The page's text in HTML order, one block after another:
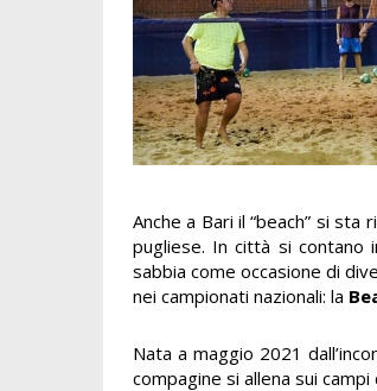
Anche a Bari il “beach” si
pugliese. In città si contano
sabbia come occasione di
nei campionati nazionali: la
Nata a maggio 2021
compagine si allena sui campi